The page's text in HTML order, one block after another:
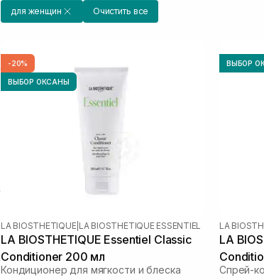
для женщин Очистить все
-20%
ВЫБОР ОКСАНЫ
LA BIOSTHETIQUE LA BIOSTHETIQUE ESSENTIEL
LA BIOSTHETIQUE Essentiel Classic
Conditioner 200 мл
Кондиционер для мягкости и блеска
ВЫБОР
LA
LA
Спрей-